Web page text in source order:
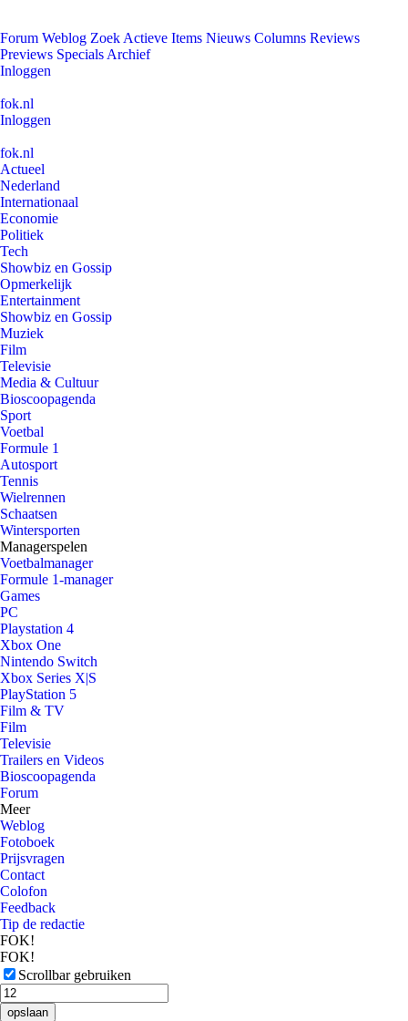
Forum Weblog Zoek Actieve Items Nieuws Columns Reviews
Previews Specials Archief
Inloggen
fok.nl
Inloggen
fok.nl
Actueel
Nederland
Internationaal
Economie
Politiek
Tech
Showbiz en Gossip
Opmerkelijk
Entertainment
Showbiz en Gossip
Muziek
Film
Televisie
Media & Cultuur
Bioscoopagenda
Sport
Voetbal
Formule 1
Autosport
Tennis
Wielrennen
Schaatsen
Wintersporten
Managerspelen
Voetbalmanager
Formule 1-manager
Games
PC
Playstation 4
Xbox One
Nintendo Switch
Xbox Series X|S
PlayStation 5
Film & TV
Film
Televisie
Trailers en Videos
Bioscoopagenda
Forum
Meer
Weblog
Fotoboek
Prijsvragen
Contact
Colofon
Feedback
Tip de redactie
FOK!
FOK!
Scrollbar gebruiken
opslaan